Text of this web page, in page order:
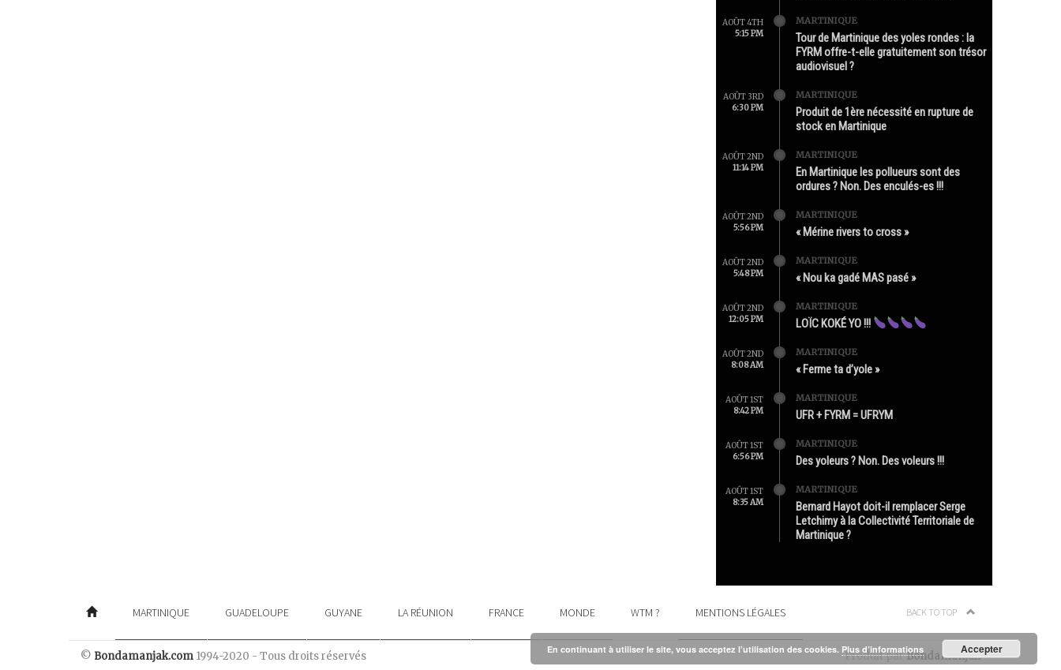
AOÛT 4TH
5:15 PM
MARTINIQUE
Tour de Martinique des yoles rondes : la
FYRM offre-t-elle gratuitement son trésor
audiovisuel ?
AOÛT 3RD
6:30 PM
MARTINIQUE
Produit de 1ère nécessité en rupture de
stock en Martinique
AOÛT 2ND
11:14 PM
MARTINIQUE
En Martinique les pollueurs sont des
ordures ? Non. Des enculés-es !!!
AOÛT 2ND
5:56 PM
MARTINIQUE
« Mérine rivers to cross »
AOÛT 2ND
5:48 PM
MARTINIQUE
« Nou ka gadé MAS pasé »
AOÛT 2ND
12:05 PM
MARTINIQUE
LOÏC KOKÉ YO !!!
AOÛT 2ND
8:08 AM
MARTINIQUE
« Ferme ta d’yole »
AOÛT 1ST
8:42 PM
MARTINIQUE
UFR + FYRM = UFRYM
AOÛT 1ST
6:56 PM
MARTINIQUE
Des yoleurs ? Non. Des voleurs !!!
AOÛT 1ST
8:35 AM
MARTINIQUE
Bernard Hayot doit-il remplacer Serge
Letchimy à la Collectivité Territoriale de
Martinique ?
MARTINIQUE GUADELOUPE GUYANE LA RÉUNION FRANCE MONDE WTM ? MENTIONS LÉGALES BACK TO TOP
© Bondamanjak.com 1994-2020 - Tous droits réservés Produit parBondamanjak
En continuant à utiliser le site, vous acceptez l’utilisation des cookies. Plus d’informations Accepter